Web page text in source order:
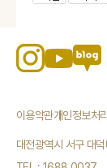
이용약관개인정보처
대전광역시 서구 대